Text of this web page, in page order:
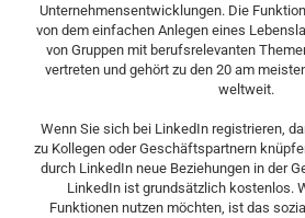
Unternehmensentwicklungen. Die
von dem einfachen Anlegen eines
von Gruppen mit berufsrelevanten
vertreten und gehört zu den 20 am
weltweit.
Wenn Sie sich bei LinkedIn registrieren,
zu Kollegen oder Geschäftspartnern
durch LinkedIn neue Beziehungen in der
LinkedIn ist grundsätzlich kostenlos.
Funktionen nutzen möchten, ist das